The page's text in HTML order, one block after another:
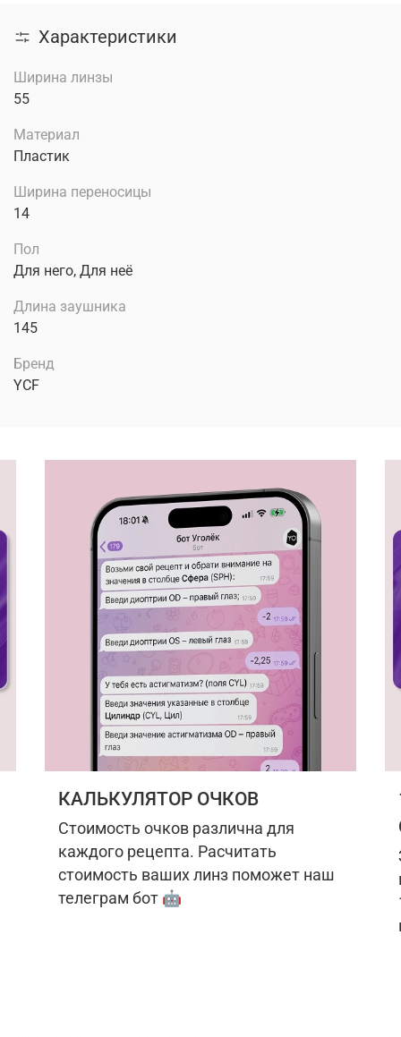
Характеристики
Ширина линзы
55
Материал
Пластик
Ширина переносицы
14
Пол
Для него, Для неё
Длина заушника
145
Бренд
YCF
КАЛЬКУЛЯТОР ОЧКОВ
Стоимость очков различна для
каждого рецепта. Расчитать
стоимость ваших линз поможет наш
телеграм бот 🤖